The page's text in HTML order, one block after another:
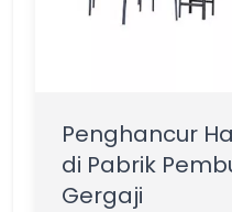
Penghancur
di Pabrik
Gergaji